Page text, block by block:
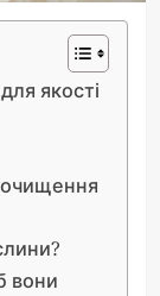
якості
очищення
вони